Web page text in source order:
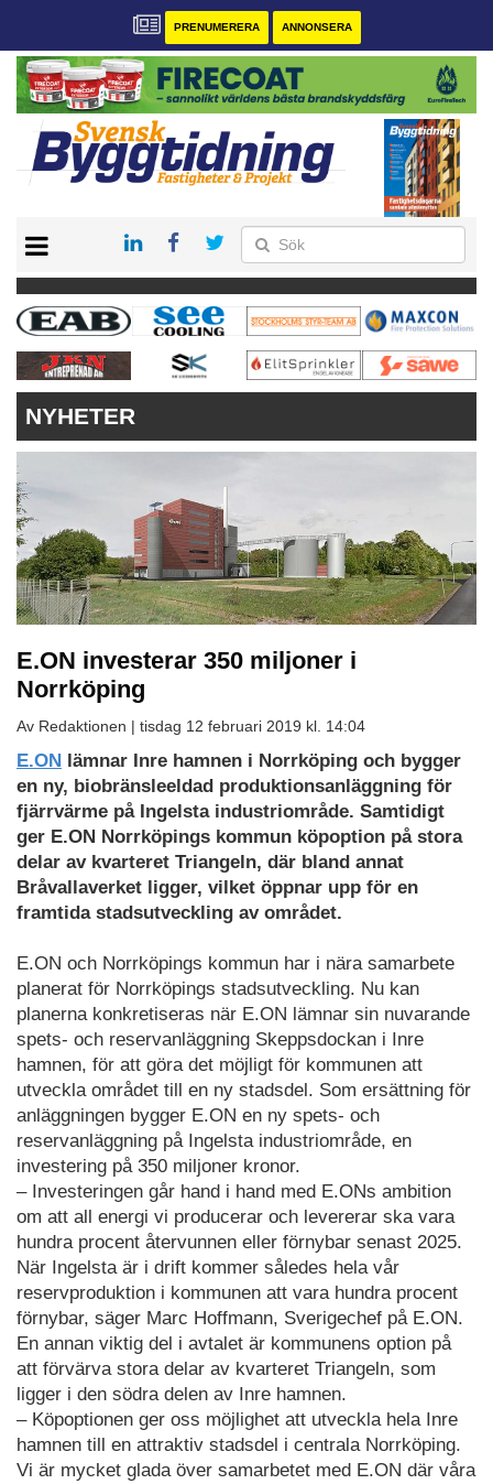
PRENUMERERA ANNONSERA
PRENUMERERA
VÅRA ANDRA MAGASIN
ANNONSERA
KONTAKT
NYHETER
E.ON investerar 350 miljoner i
Norrköping
Av Redaktionen | tisdag 12 februari 2019 kl. 14:04
E.ON lämnar Inre hamnen i Norrköping och bygger
en ny, biobränsleeldad produktionsanläggning för
fjärrvärme på Ingelsta industriområde. Samtidigt
ger E.ON Norrköpings kommun köpoption på stora
delar av kvarteret Triangeln, där bland annat
Bråvallaverket ligger, vilket öppnar upp för en
framtida stadsutveckling av området.
E.ON och Norrköpings kommun har i nära samarbete
planerat för Norrköpings stadsutveckling. Nu kan
planerna konkretiseras när E.ON lämnar sin nuvarande
spets- och reservanläggning Skeppsdockan i Inre
hamnen, för att göra det möjligt för kommunen att
utveckla området till en ny stadsdel. Som ersättning för
anläggningen bygger E.ON en ny spets- och
reservanläggning på Ingelsta industriområde, en
investering på 350 miljoner kronor.
– Investeringen går hand i hand med E.ONs ambition
om att all energi vi producerar och levererar ska vara
hundra procent återvunnen eller förnybar senast 2025.
När Ingelsta är i drift kommer således hela vår
reservproduktion i kommunen att vara hundra procent
förnybar, säger Marc Hoffmann, Sverigechef på E.ON.
En annan viktig del i avtalet är kommunens option på
att förvärva stora delar av kvarteret Triangeln, som
ligger i den södra delen av Inre hamnen.
– Köpoptionen ger oss möjlighet att utveckla hela Inre
hamnen till en attraktiv stadsdel i centrala Norrköping.
Vi är mycket glada över samarbetet med E.ON där våra